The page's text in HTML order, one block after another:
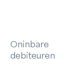
Oninbare
debiteuren